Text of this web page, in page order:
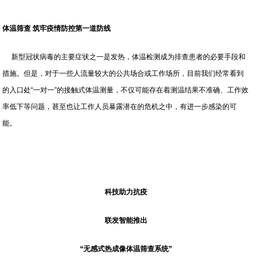
体温筛查 筑牢疫情防控第一道防线
新型冠状病毒的主要症状之一是发热，体温检测成为排查患者的必要手段和
措施。但是，对于一些人流量较大的公共场合或工作场所，目前我们经常看到
的入口处“一对一”的接触式体温测量，不仅可能存在着测温结果不准确、工作效
率低下等问题，甚至也让工作人员暴露潜在的危机之中，有进一步感染的可
能。
科技助力抗疫
联发智能推出
“无感式热成像体温筛查系统”